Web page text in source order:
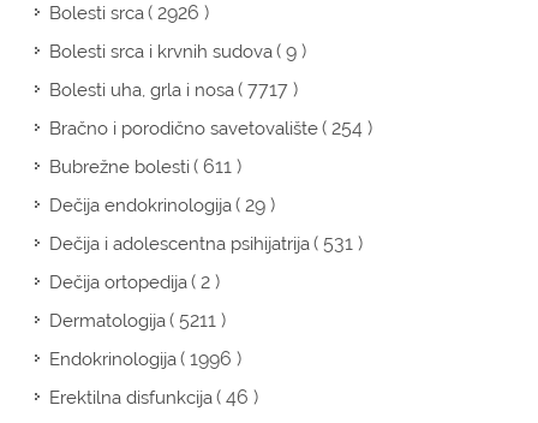
Bolesti srca( 2926 )
Bolesti srca i krvnih sudova( 9 )
Bolesti uha, grla i nosa( 7717 )
Bračno i porodično savetovalište( 254 )
Bubrežne bolesti( 611 )
Dečija endokrinologija( 29 )
Dečija i adolescentna psihijatrija( 531 )
Dečija ortopedija( 2 )
Dermatologija( 5211 )
Endokrinologija( 1996 )
Erektilna disfunkcija( 46 )